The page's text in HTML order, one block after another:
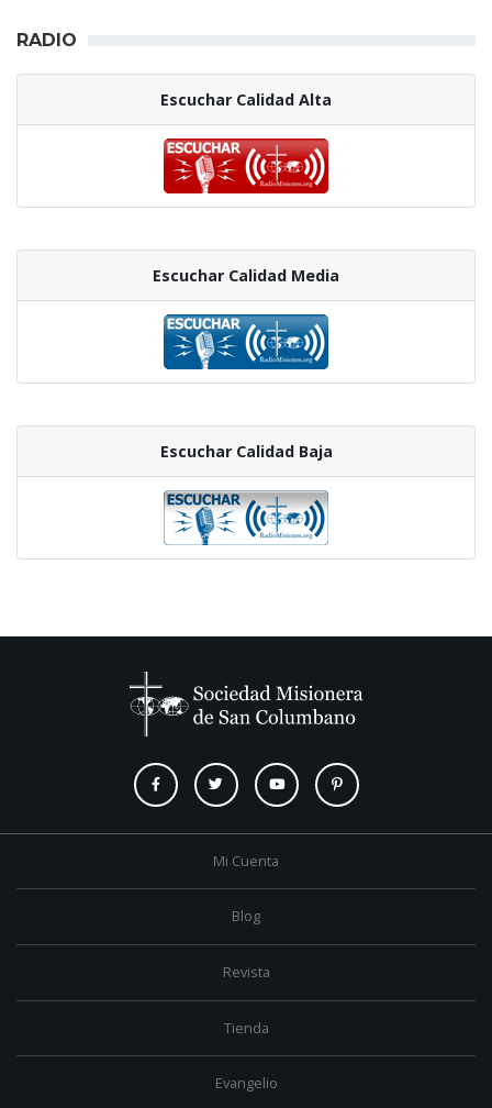
RADIO
Escuchar Calidad Alta
Escuchar Calidad Media
Escuchar Calidad Baja
Mi Cuenta
Blog
Revista
Tienda
Evangelio